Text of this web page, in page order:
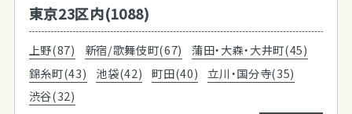
東京23区内(1088)
上野(87) 新宿/歌舞伎町(67)
蒲田・大森・大井町(45)
錦糸町(43)
池袋(42) 町田(40)
立川・国分寺(35)
渋谷(32)